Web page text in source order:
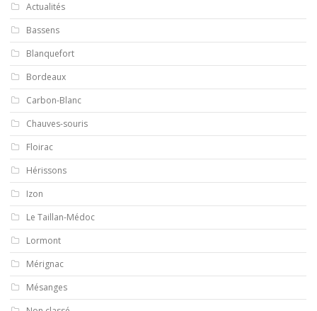
Actualités
Bassens
Blanquefort
Bordeaux
Carbon-Blanc
Chauves-souris
Floirac
Hérissons
Izon
Le Taillan-Médoc
Lormont
Mérignac
Mésanges